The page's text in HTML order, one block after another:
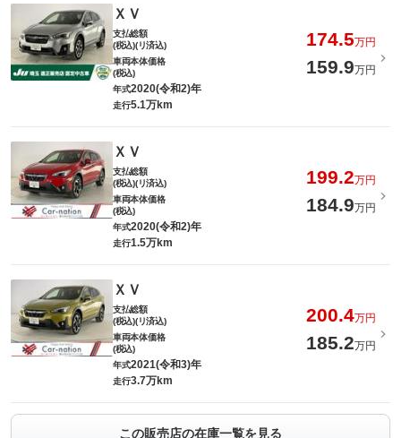
ＸＶ
支払総額
(税込)(リ済込)
174.5万円
車両本体価格
(税込)
159.9万円
年式2020(令和2)年
走行5.1万km
ＸＶ
支払総額
(税込)(リ済込)
199.2万円
車両本体価格
(税込)
184.9万円
年式2020(令和2)年
走行1.5万km
ＸＶ
支払総額
(税込)(リ済込)
200.4万円
車両本体価格
(税込)
185.2万円
年式2021(令和3)年
走行3.7万km
この販売店の在庫一覧を見る